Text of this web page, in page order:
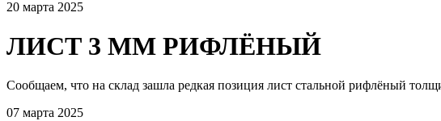
20 марта 2025
ЛИСТ 3 ММ РИФЛЁНЫЙ
Сообщаем, что на склад зашла редкая позиция лист стальной рифлёный
07 марта 2025